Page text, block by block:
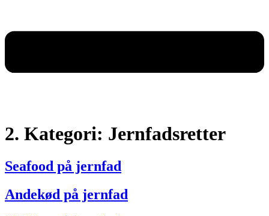
2. Kategori: Jernfadsretter
Seafood på jernfad
Andekød på jernfad